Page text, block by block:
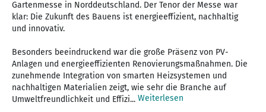
Gartenmesse in Norddeutschland. Der Tenor der Messe war
klar: Die Zukunft des Bauens ist energieeffizient, nachhaltig
und innovativ.
Besonders beeindruckend war die große Präsenz von PV-
Anlagen und energieeffizienten Renovierungsmaßnahmen. Die
zunehmende Integration von smarten Heizsystemen und
nachhaltigen Materialien zeigt, wie sehr die Branche auf
Umweltfreundlichkeit und Effizi... Weiterlesen